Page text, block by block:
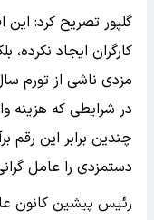
گلپور تصریح کرد: این
کارگران ایجاد
مزدی ناشی از تورم
در شرایطی که هزینه
چندین برابر این رقم
دستمزدی را عامل
رئیس پیشین کانون